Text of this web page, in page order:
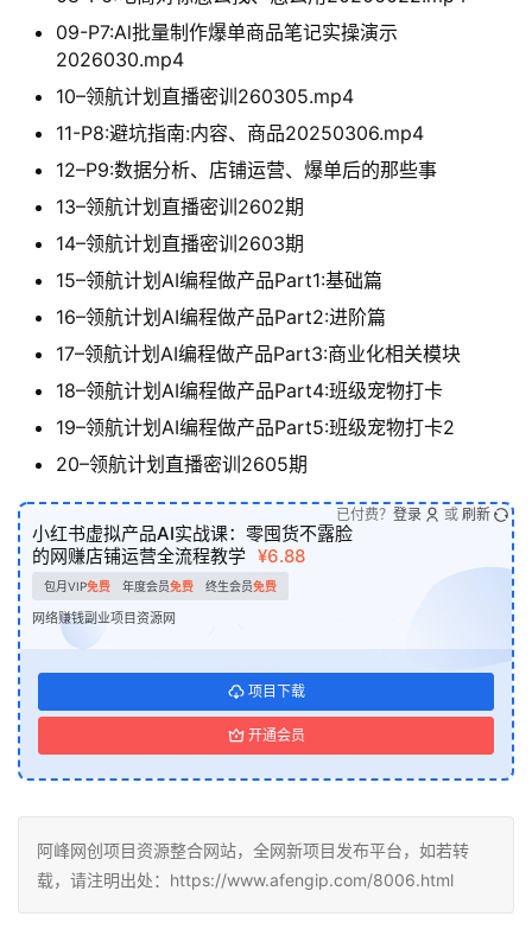
09-P7:Al批量制作爆单商品笔记实操演示
2026030.mp4
10–领航计划直播密训260305.mp4
11-P8:避坑指南:内容、商品20250306.mp4
12–P9:数据分析、店铺运营、爆单后的那些事
13–领航计划直播密训2602期
14–领航计划直播密训2603期
15–领航计划AI编程做产品Part1:基础篇
16–领航计划AI编程做产品Part2:进阶篇
17–领航计划AI编程做产品Part3:商业化相关模块
18–领航计划AI编程做产品Part4:班级宠物打卡
19–领航计划AI编程做产品Part5:班级宠物打卡2
20–领航计划直播密训2605期
小红书虚拟产品AI实战课：零囤货不露脸
的网赚店铺运营全流程教学 ¥6.88
包月VIP免费 年度会员免费 终生会员免费
网络赚钱副业项目资源网
项目下载
开通会员
已付费？ 登录 或 刷新
阿峰网创项目资源整合网站，全网新项目发布平台，如若转
载，请注明出处：https://www.afengip.com/8006.html